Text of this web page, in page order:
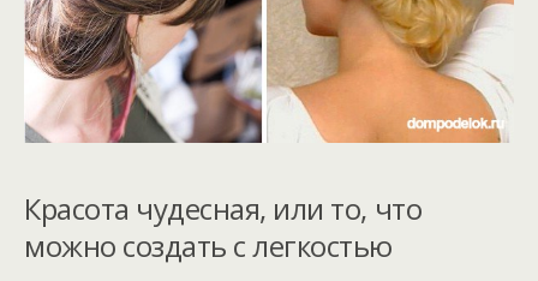
Красота чудесная, или то, что
можно создать с легкостью